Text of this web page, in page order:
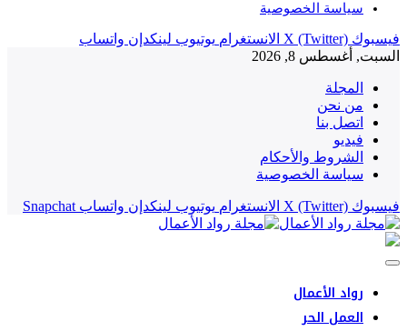
سياسة الخصوصية
فيسبوك X (Twitter) الانستغرام يوتيوب لينكدإن واتساب
السبت, أغسطس 8, 2026
المجلة
من نحن
اتصل بنا
فيديو
الشروط والأحكام
سياسة الخصوصية
فيسبوك X (Twitter) الانستغرام يوتيوب لينكدإن واتساب Snapchat
رواد الأعمال
العمل الحر